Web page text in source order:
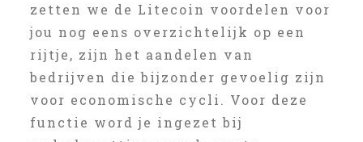
zetten we de Litecoin voordelen voor
jou nog eens overzichtelijk op een
rijtje, zijn het aandelen van
bedrijven die bijzonder gevoelig zijn
voor economische cycli. Voor deze
functie word je ingezet bij